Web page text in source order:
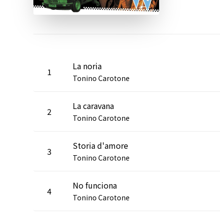
1 La noria
Tonino Carotone
2 La caravana
Tonino Carotone
3 Storia d'amore
Tonino Carotone
4 No funciona
Tonino Carotone